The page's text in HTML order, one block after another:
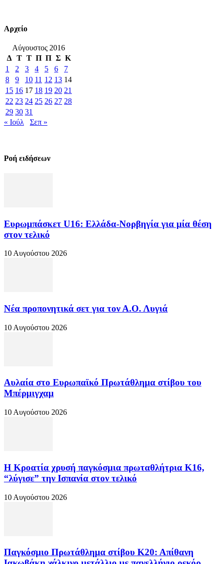
Αρχείο
Αύγουστος 2016
Δ Τ Τ Π Π Σ Κ
1
2 3 4 5 6
7
8
9 10 11 12 13 14
15 16 17 18 19 20 21
22 23 24 25 26 27 28
29 30 31
« Ιούλ
Σεπ »
Ροή ειδήσεων
Ευρωμπάσκετ U16: Ελλάδα-Νορβηγία για μία θέση
στον τελικό
10 Αυγούστου 2026
Νέα προπονητικά σετ για τον Α.Ο. Λυγιά
10 Αυγούστου 2026
Αυλαία στο Ευρωπαϊκό Πρωτάθλημα στίβου του
Μπέρμιγχαμ
10 Αυγούστου 2026
Η Κροατία χρυσή παγκόσμια πρωταθλήτρια Κ16,
“λύγισε” την Ισπανία στον τελικό
10 Αυγούστου 2026
Παγκόσμιο Πρωτάθλημα στίβου Κ20: Απίθανη